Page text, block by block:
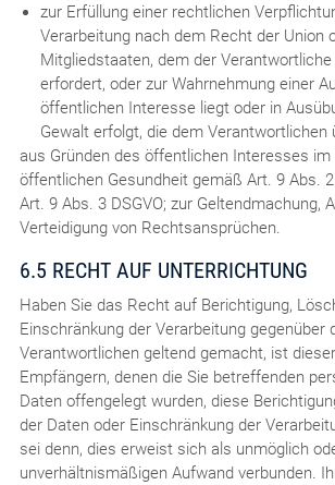
zur Erfüllung einer rechtlichen
Verarbeitung nach dem Recht der Union
Mitgliedstaaten, dem der Verantwortliche
erfordert, oder zur Wahrnehmung einer
öffentlichen Interesse liegt oder in
Gewalt erfolgt, die dem Verantwortlichen
aus Gründen des öffentlichen Interesses im
öffentlichen Gesundheit gemäß Art. 9 Abs.
Art. 9 Abs. 3 DSGVO; zur Geltendmachung,
Verteidigung von Rechtsansprüchen.
6.5 RECHT AUF UNTERRICHTUNG
Haben Sie das Recht auf Berichtigung,
Einschränkung der Verarbeitung gegenüber
Verantwortlichen geltend gemacht, ist
Empfängern, denen die Sie betreffenden
Daten offengelegt wurden, diese
der Daten oder Einschränkung der
sei denn, dies erweist sich als unmöglich
unverhältnismäßigen Aufwand verbunden.